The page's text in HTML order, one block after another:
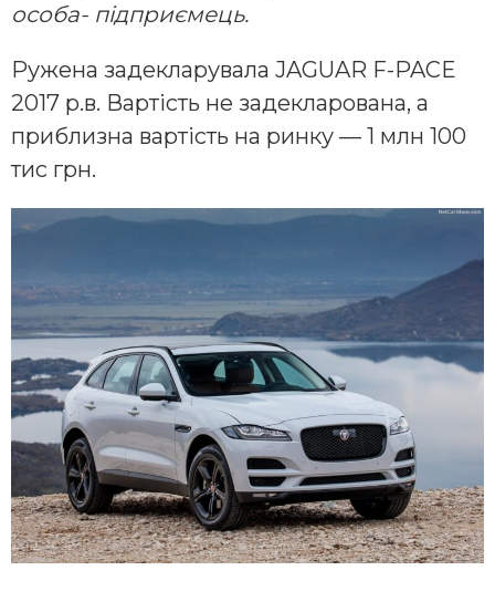
особа- підприємець.
Ружена задекларувала JAGUAR F-PAСE
2017 р.в. Вартість не задекларована, а
приблизна вартість на ринку — 1 млн 100
тис грн.